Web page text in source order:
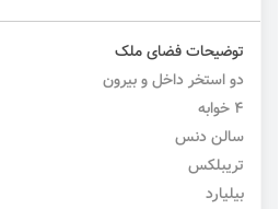
توضیحات فضای ملک
دو استخر داخل و بیرون
۴ خوابه
سالن دنس
تریبلکس
بیلیارد